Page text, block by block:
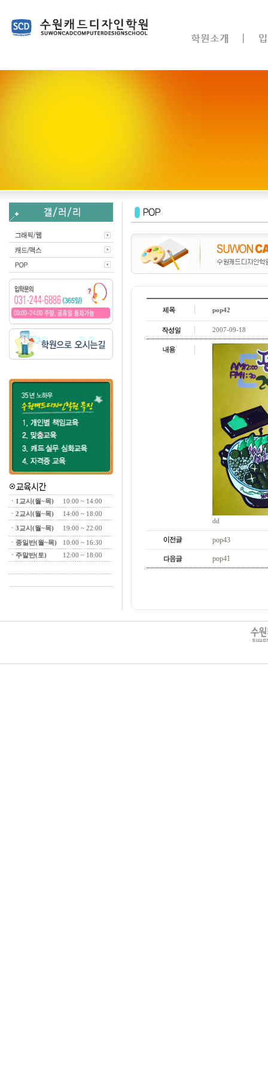
ㆍ1교시(월~목)
10:00 ~ 14:00
ㆍ2교시(월~목)
14:00 ~ 18:00
ㆍ3교시(월~목)
19:00 ~ 22:00
ㆍ종일반(월~목)
10:00 ~ 16:30
ㆍ주말반(토)
12:00 ~ 18:00
pop42
2007-09-18
dd
pop43
pop41